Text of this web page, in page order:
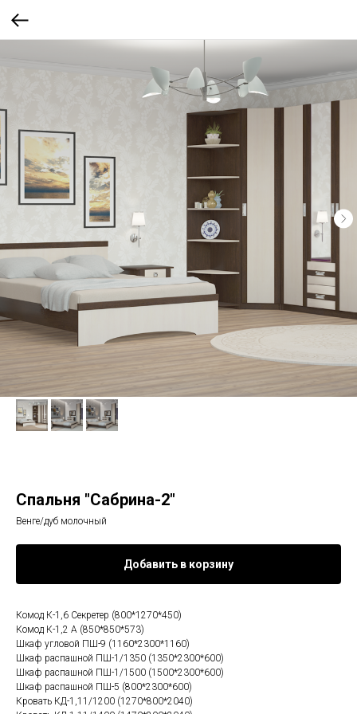
Спальня "Сабрина-2"
Венге/дуб молочный
Добавить в корзину
Комод К-1,6 Секретер (800*1270*450)
Комод К-1,2 А (850*850*573)
Шкаф угловой ПШ-9 (1160*2300*1160)
Шкаф распашной ПШ-1/1350 (1350*2300*600)
Шкаф распашной ПШ-1/1500 (1500*2300*600)
Шкаф распашной ПШ-5 (800*2300*600)
Кровать КД-1,11/1200 (1270*800*2040)